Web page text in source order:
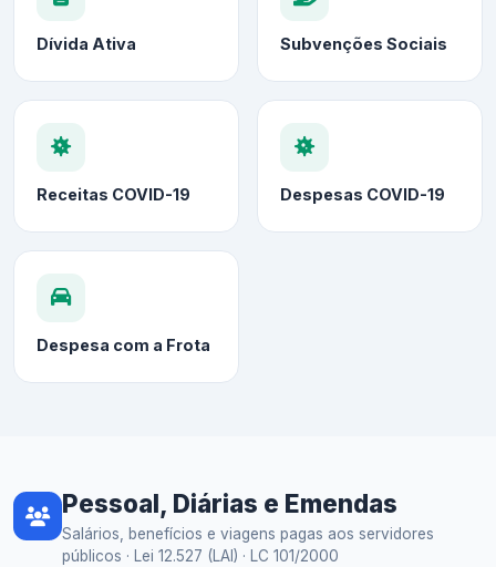
Dívida Ativa Subvenções Sociais
Receitas COVID-19 Despesas COVID-19
Despesa com a Frota
Pessoal, Diárias e Emendas
Salários, benefícios e viagens pagas aos servidores
públicos · Lei 12.527 (LAI) · LC 101/2000